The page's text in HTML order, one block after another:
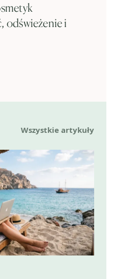
odświeżenie i
Wszystkie artykuły